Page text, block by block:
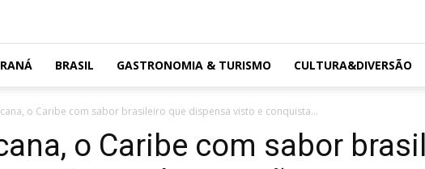
BRASIL GASTRONOMIA & TURISMO CULTURA&DIVERSÃO
o Caribe com sabor brasileiro que dispensa visto e conquista...
o Caribe com sabor